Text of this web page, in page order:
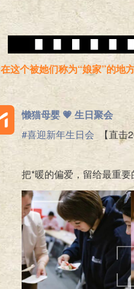
在这个被她们称为“娘家”的地
懒猫母婴 💗 生日聚会
#喜迎新年生日会
【直
把*暖的偏爱，留给最重